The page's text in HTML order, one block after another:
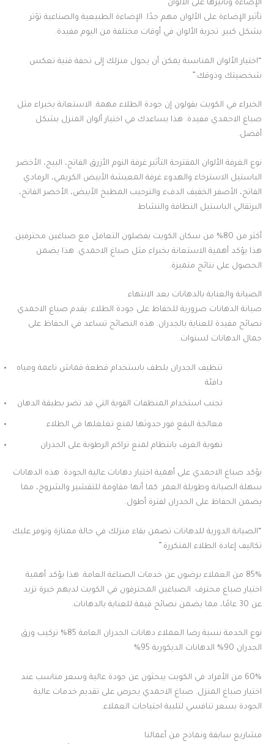
الإضاءة وتأثيرها على الألوان
تأثير الإضاءة على الألوان مهم جدًا. الإضاءة الطبيعية والصناعية تؤثر
بشكل كبير. تجربة الألوان في أوقات مختلفة من اليوم مفيدة.
“اختيار الألوان المناسبة يمكن أن يحول منزلك إلى تحفة فنية تعكس
شخصيتك وذوقك.”
الخبراء في الكويت يقولون إن جودة الطلاء مهمة. الاستعانة بخبراء مثل
صباغ الاحمدي مفيدة. هذا يساعدك في اختيار ألوان المنزل بشكل
أفضل.
نوع الغرفة الألوان المقترحة التأثير غرفة النوم الأزرق الفاتح، البيج، الأخضر
الباستيل الاسترخاء والهدوء غرفة المعيشة الأبيض الكريمي، الرمادي
الفاتح، الأصفر الخفيف الدفء والترحيب المطبخ الأبيض، الأخضر الفاتح،
البرتقالي الباستيل النظافة والنشاط
أكثر من 80% من سكان الكويت يفضلون التعامل مع صباغين محترفين.
هذا يؤكد أهمية الاستعانة بخبراء مثل صباغ الاحمدي. هذا يضمن
الحصول على نتائج متميزة.
الصيانة والعناية بالدهانات بعد الانتهاء
صيانة الدهانات ضرورية للحفاظ على جودة الطلاء. يقدم صباغ الاحمدي
نصائح مفيدة للعناية بالجدران. هذه النصائح تساعد في الحفاظ على
جمال الدهانات لسنوات.
تنظيف الجدران بلطف باستخدام قطعة قماش ناعمة ومياه
دافئة
تجنب استخدام المنظفات القوية التي قد تضر بطبقة الدهان
معالجة البقع فور حدوثها لمنع تغلغلها في الطلاء
تهوية الغرف بانتظام لمنع تراكم الرطوبة على الجدران
يؤكد صباغ الاحمدي على أهمية اختيار دهانات عالية الجودة. هذه الدهانات
سهلة الصيانة وطويلة العمر. كما أنها مقاومة للتقشير والشروخ، مما
يضمن الحفاظ على الجدران لفترة أطول.
“الصيانة الدورية للدهانات تضمن بقاء منزلك في حالة ممتازة وتوفر عليك
تكاليف إعادة الطلاء المتكررة.”
85% من العملاء يرضون عن خدمات الصباغة العامة. هذا يؤكد أهمية
اختيار صباغ محترف. الصباغين المحترفون في الكويت لديهم خبرة تزيد
عن 30 عامًا، مما يضمن نصائح قيمة للعناية بالدهانات.
نوع الخدمة نسبة رضا العملاء دهانات الجدران العامة 85% تركيب ورق
الجدران 90% الدهانات الديكورية 95%
60% من الأفراد في الكويت يبحثون عن جودة عالية وسعر مناسب عند
اختيار صباغ المنزل. صباغ الاحمدي يحرص على تقديم خدمات عالية
الجودة بسعر تنافسي لتلبية احتياجات العملاء.
مشاريع سابقة ونماذج من أعمالنا